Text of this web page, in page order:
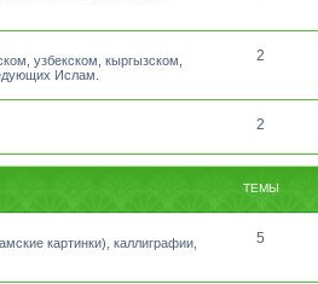
узбекском, кыргызском,
Ислам.
2
2
ТЕМЫ
картинки), каллиграфии,
5